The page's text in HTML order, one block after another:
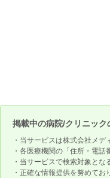
掲載中の病院/クリニッ
・当サービスは株式会社メデ
・各医療機関の「住所・電
・当サービスで検索対象と
・正確な情報提供を努めて